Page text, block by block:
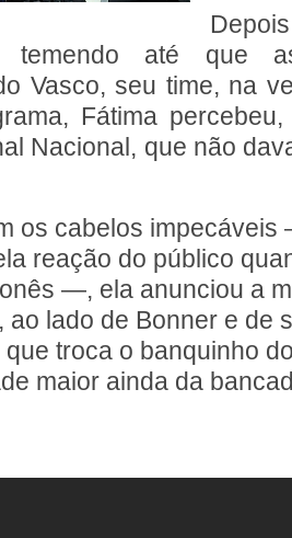
temendo até que
Vasco, seu time, na
Fátima
Nacional, que não
os cabelos
reação do público
—, ela anunciou a
ao lado de Bonner e de
que troca o banquinho
maior ainda da